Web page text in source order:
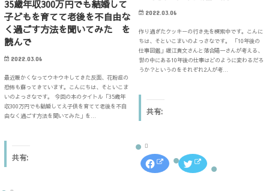
て
く
だ
い
(
新
し
い
ウ
ィ
で
開
き
ウ
ウ
で
開
き
ま
す
)
k
で
共
有
す
る
に
ク
ッ
ク
し
て
く
だ
さ
し
い
ウ
w
i
t
e
新
し
い
ウ
ィ
ン
ド
2022.03.06
作り過ぎたクッキーの行き先を模索中です。こんに
ちは、そといこまいのよっさなです。 「10年後の
仕事図鑑」堀江貴文さんと落合陽一さんが考える、
世の中にある10年後の仕事はどのように変わるだろ
うか？というのをそれぞれ2人が考…
共有:
F
c
ク
ッ
35歳年収300万円でも結婚して
子どもを育てて老後を不自由な
く過ごす方法を聞いてみた を
読んで
2022.03.06
最近暖かくなってウキウキしてきた反面、花粉症の
恐怖も蘇ってきています。こんにちは、そといこま
いのよっさなです。 今回の本のタイトル「35歳年
収300万円でも結婚してえ子供を育てて老後を不自
由なく過ごす方法を聞いてみた」を…
共有: